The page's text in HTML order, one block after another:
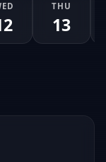
THU
13